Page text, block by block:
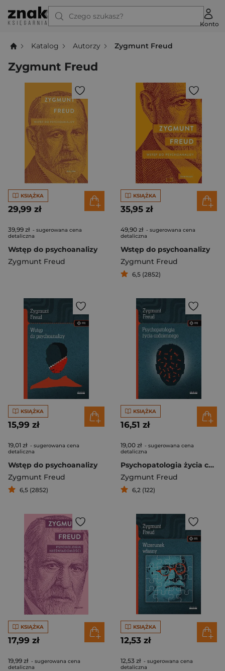
Czego szukasz?
Konto
Katalog Autorzy Zygmunt Freud
Zygmunt Freud
KSIĄŻKA
29,99 zł
39,99 zł - sugerowana cena
detaliczna
Wstęp do psychoanalizy
Zygmunt Freud
KSIĄŻKA
35,95 zł
49,90 zł - sugerowana cena
detaliczna
Wstęp do psychoanalizy
Zygmunt Freud
6,5 (2852)
KSIĄŻKA
15,99 zł
19,01 zł - sugerowana cena
detaliczna
Wstęp do psychoanalizy
Zygmunt Freud
6,5 (2852)
KSIĄŻKA
16,51 zł
19,00 zł - sugerowana cena
detaliczna
Psychopatologia życia codziennego
Zygmunt Freud
6,2 (122)
KSIĄŻKA
17,99 zł
19,99 zł - sugerowana cena
detaliczna
KSIĄŻKA
12,53 zł
12,53 zł - sugerowana cena
detaliczna